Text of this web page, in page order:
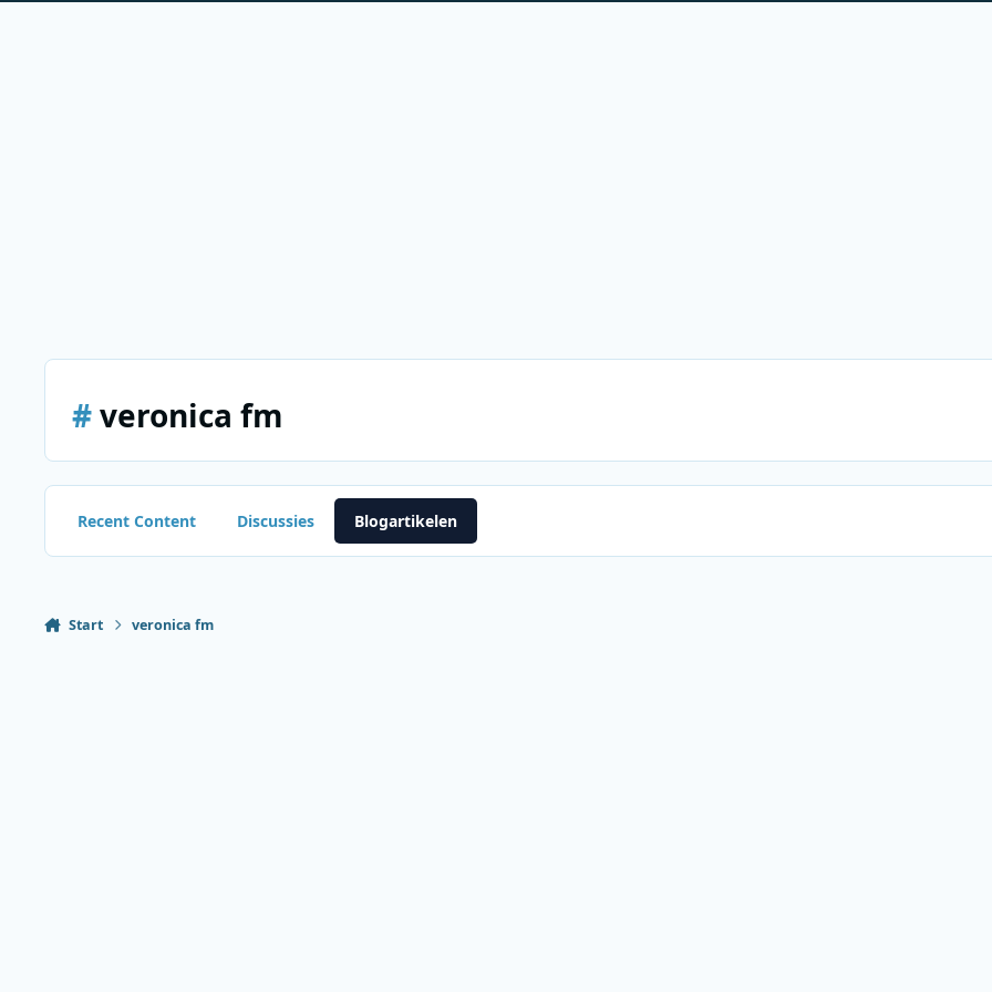
#veronica fm
Recent Content Discussies Blogartikelen
Start veronica fm